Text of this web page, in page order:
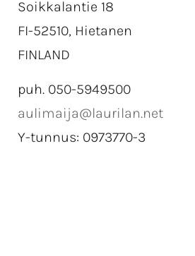
Soikkalantie 18
FI-52510, Hietanen
FINLAND
puh. 050-5949500
aulimaija@laurilan.net
Y-tunnus: 0973770-3